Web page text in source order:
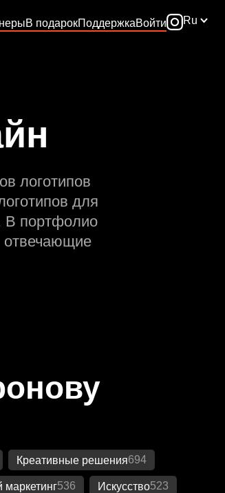
В подарокПоддержкаВойти Ru
логотипов
для
В портфолио
отвечающие
Креативные решения694
536 Искусство523